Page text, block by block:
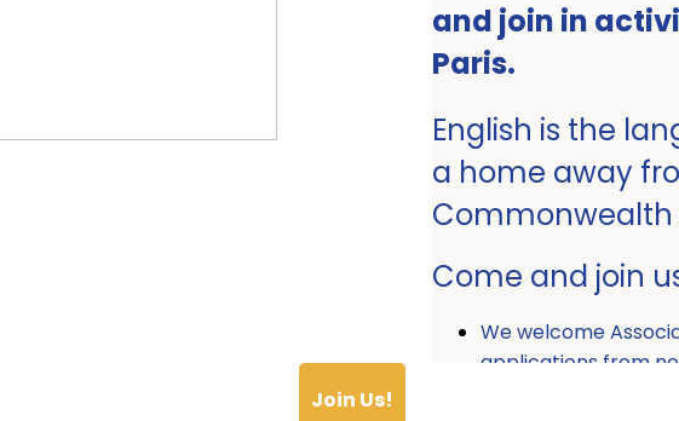
and join in
Paris.
English is the
a home away
Come and join
We welcome
applications from
Join Us!